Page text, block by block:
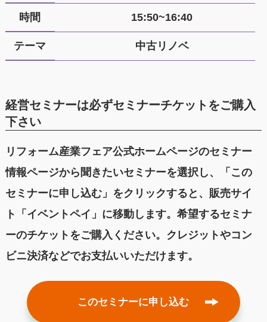
時間 15:50~16:40
テーマ 中古リノベ
経営セミナーは必ずセミナーチケットをご購入
下さい
リフォーム産業フェア公式ホームページのセミナー
情報ページから聞きたいセミナーを選択し、「この
セミナーに申し込む」をクリックすると、販売サイ
ト「イベントペイ」に移動します。希望するセミナ
ーのチケットをご購入ください。クレジットやコン
ビニ決済などでお支払いいただけます。
このセミナーに申し込む